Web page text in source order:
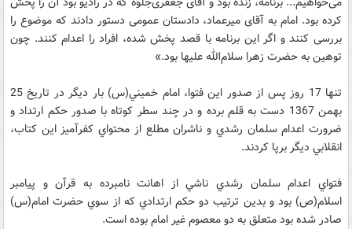
کرده بود. امام به آقای میرعماد، دادستان عمومی دستور دادند که موضوع را
بررسی کنند و اگر این برنامه با قصد پخش شده، افراد را اعدام کنند. چون
توهین به حضرت زهرا سلام‌الله علیها بود.»
تنها 17 روز پس از صدور اين فتوا، امام خميني(س) بار ديگر در تاريخ 25
بهمن 1367 دست به قلم برده و در چند سطر کوتاه با صدور حکم ارتداد و
ضرورت اعدام سلمان رشدي و ناشران مطلع از محتواي کفرآميز اين کتاب،
انقلابي ديگر برپا کردند.
فتواي اعدام سلمان رشدي ناشي از اهانت نامبرده به قرآن و پيامبر
اسلام(ص) بود و بدين ترتيب دو حکم ارتدادي که از سوي حضرت امام(س)
صادر شده بود متعلق به دو معصوم غير امام بوده است.